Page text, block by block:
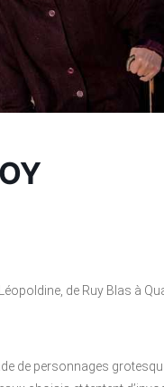
de Ruy Blas à
de personnages